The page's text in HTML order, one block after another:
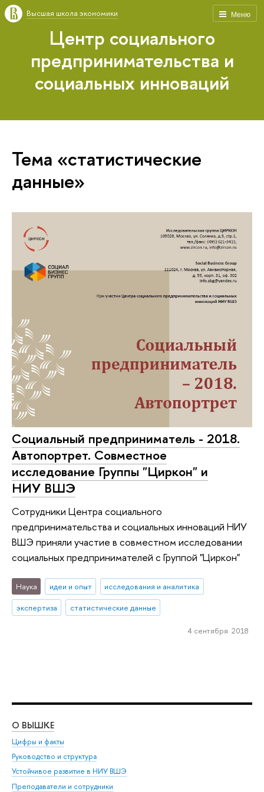
Меню
Высшая школа экономики
Центр социального
предпринимательства и
социальных инноваций
Тема «статистические
данные»
Социальный предприниматель - 2018.
Автопортрет. Совместное
исследование Группы "Циркон" и
НИУ ВШЭ
Сотрудники Центра социального
предпринимательства и социальных инноваций НИУ
ВШЭ приняли участие в совместном исследовании
социальных предпринимателей с Группой "Циркон"
Наука идеи и опыт
исследования и аналитика
экспертиза
статистические данные
4 сентября 2018
О ВЫШКЕ
Цифры и факты
Руководство и структура
Устойчивое развитие в НИУ ВШЭ
Преподаватели и сотрудники